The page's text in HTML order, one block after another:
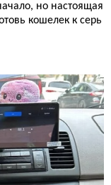
но настоящая
кошелек к серь